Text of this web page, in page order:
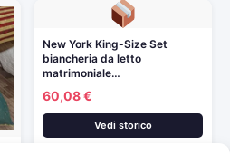
New York King-Size Set
biancheria da letto
matrimoniale…
60,08 €
Vedi storico